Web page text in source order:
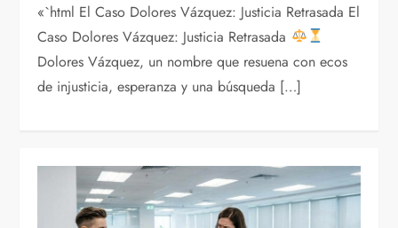
«`html El Caso Dolores Vázquez: Justicia Retrasada El
Caso Dolores Vázquez: Justicia Retrasada
Dolores Vázquez, un nombre que resuena con ecos
de injusticia, esperanza y una búsqueda […]